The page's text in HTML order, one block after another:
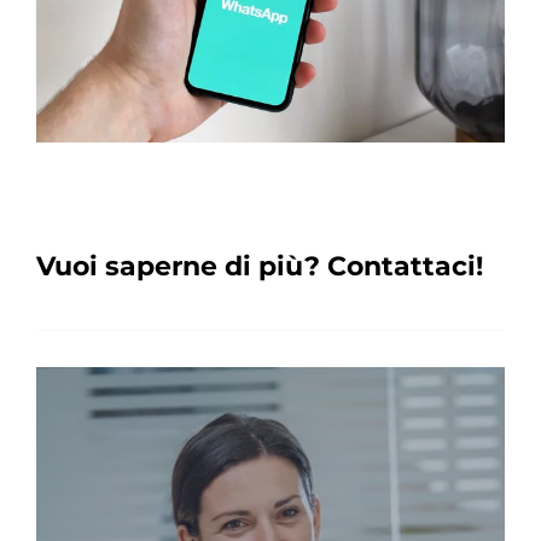
Vuoi saperne di più? Contattaci!